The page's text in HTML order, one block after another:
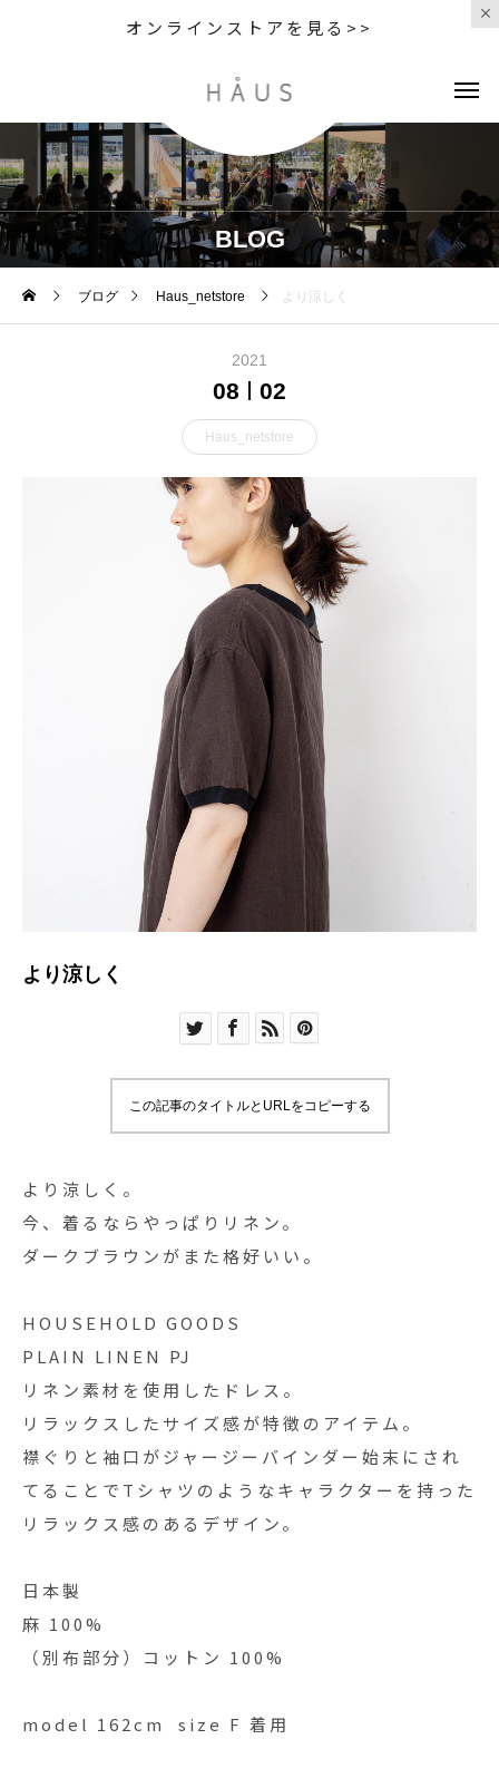
オンラインストアを見る>>
BLOG
ブログ Haus_netstore より涼しく
2021
08 02
Haus_netstore
より涼しく
この記事のタイトルとURLをコピーする
より涼しく。
今、着るならやっぱりリネン。
ダークブラウンがまた格好いい。
HOUSEHOLD GOODS
PLAIN LINEN PJ
リネン素材を使用したドレス。
リラックスしたサイズ感が特徴のアイテム。
襟ぐりと袖口がジャージーバインダー始末にされ
てることでTシャツのようなキャラクターを持った
リラックス感のあるデザイン。
日本製
麻 100%
（別布部分）コットン 100%
model 162cm size F 着用